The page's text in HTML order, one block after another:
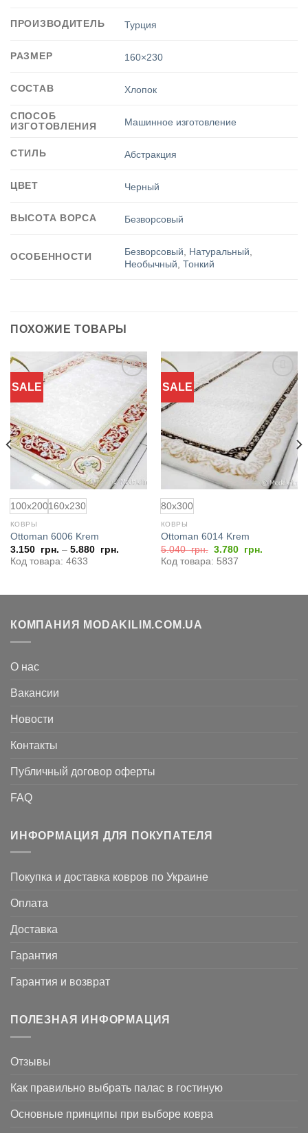
ПРОИЗВОДИТЕЛЬ Турция
РАЗМЕР 160×230
СОСТАВ Хлопок
СПОСОБ
ИЗГОТОВЛЕНИЯ
Машинное изготовление
СТИЛЬ Абстракция
ЦВЕТ Черный
ВЫСОТА ВОРСА Безворсовый
ОСОБЕННОСТИ Безворсовый Натуральный
Необычный ,Тонкий
ПОХОЖИЕ ТОВАРЫ
SALE
избранное
100x200160x230
КОВРЫ
Ottoman 6006 Krem
3.150 грн. – 5.880 грн.
Код товара: 4633
SALE
Добавить
избранное
80x300
КОВРЫ
Ottoman 6014 Krem
5.040грн. Первоначальная
цена
составляла
3.780 грн.
Код товара: 5837
КОМПАНИЯ MODAKILIM.COM.UA
О нас
Вакансии
Новости
Контакты
Публичный договор оферты
FAQ
ИНФОРМАЦИЯ ДЛЯ ПОКУПАТЕЛЯ
Покупка и доставка ковров по Украине
Оплата
Доставка
Гарантия
Гарантия и возврат
ПОЛЕЗНАЯ ИНФОРМАЦИЯ
Отзывы
Как правильно выбрать палас в гостиную
Основные принципы при выборе ковра